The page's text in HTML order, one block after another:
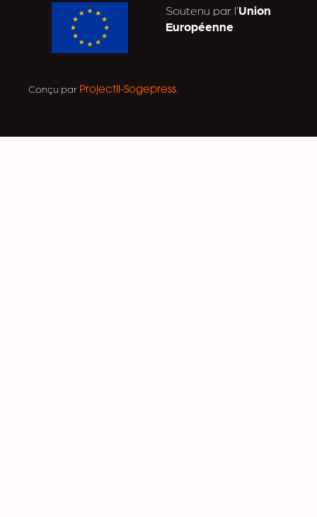
Soutenu par l’Union
Européenne
Conçu par Projectil-Sogepress